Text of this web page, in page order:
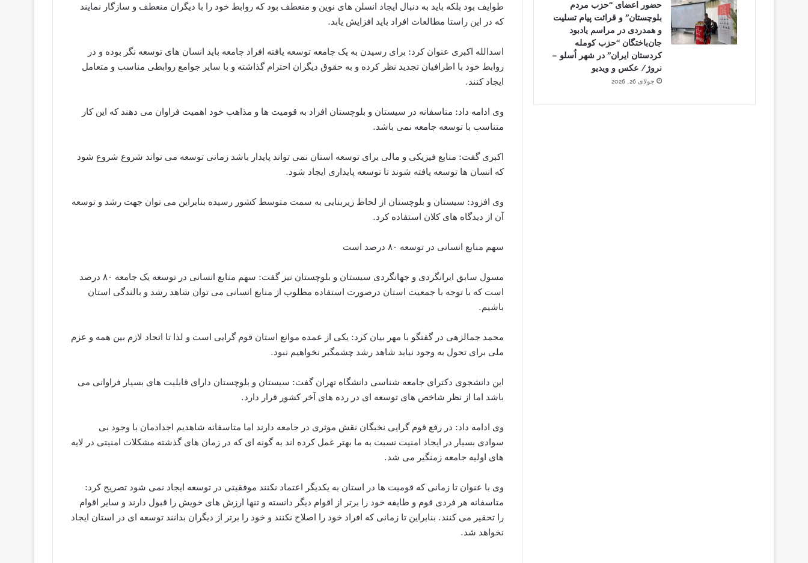
طوایف بود بلکه باید به دنبال ایجاد انسلن های نوین و منعطف بود که روابط خود را با دیگران منعطف و سازگار نمایند
که در این راستا مطالعات افراد باید افزایش یابد.
اسدالله اکبری عنوان کرد: برای رسیدن به یک جامعه توسعه یافته افراد جامعه باید انسان های توسعه نگر بوده و در
روابط خود با اطرافیان تجدید نظر کرده و به حقوق دیگران احترام گذاشته و با سایر جوامع روابطی مناسب و متعامل
ایجاد کنند.
وی ادامه داد: متاسفانه در سیستان و بلوچستان افراد به قومیت ها و مذاهب خود اهمیت فراوان می دهند که این کار
متناسب با توسعه جامعه نمی باشد.
اکبری گفت: منابع فیزیکی و مالی برای توسعه استان نمی تواند پایدار باشد زمانی توسعه می تواند شروع شروع شود
که انسان ها توسعه یافته شوند تا توسعه پایداری ایجاد شود.
وی افزود: سیستان و بلوچستان از لحاظ زیربنایی به سمت متوسط کشور رسیده بنابراین می توان جهت رشد و توسعه
آن از دیدگاه های کلان استفاده کرد.
سهم منابع انسانی در توسعه ۸۰ درصد است
مسول سابق ایرانگردی و جهانگردی سیستان و بلوچستان نیز گفت: سهم منابع انسانی در توسعه یک جامعه ۸۰ درصد
است که با توجه با جمعیت استان درصورت استفاده مطلوب از منابع انسانی می توان شاهد رشد و بالندگی استان
باشیم.
محمد جمالزهی در گفتگو با مهر بیان کرد: یکی از عمده موانع استان قوم گرایی است و لذا تا اتحاد لازم بین همه و عزم
ملی برای تحول به وجود نیاید شاهد رشد چشمگیر نخواهیم نبود.
این دانشجوی دکترای جامعه شناسی دانشگاه تهران گفت: سیستان و بلوچستان دارای قابلیت های بسیار فراوانی می
باشد اما از نظر شاخص های توسعه ای در رده های آخر کشور قرار دارد.
وی ادامه داد: در رفع قوم گرایی نخبگان نقش موثری در جامعه دارند اما متاسفانه شاهدیم اجدادمان با وجود بی
سوادی بسیار در ایجاد امنیت نسبت به ما بهتر عمل کرده اند به گونه ای که در زمان های گذشته مشکلات امنیتی در لایه
های اولیه جامعه زمنگیر می شد.
وی با عنوان تا زمانی که قومیت ها در استان به یکدیگر اعتماد نکنند موفقیتی در توسعه ایجاد نمی شود تصریح کرد:
متاسفانه هر فردی قوم و طایفه خود را برتر از اقوام دیگر دانسته و تنها ارزش های خویش را قبول دارند و سایر اقوام
را تحقیر می کنند. بنابراین تا زمانی که افراد خود را اصلاح نکنند و خود را برتر از دیگران بدانند توسعه ای در استان ایجاد
نخواهد شد.
حضور اعضای “حزب مردم
بلوچستان” و قرائت پیام تسلیت
و همدردی در مراسم یادبود
جان‌باختگان “حزب کومله
کردستان ایران” در شهر اُسلو –
نروژ/ عکس و ویدیو
جولای 26, 2026